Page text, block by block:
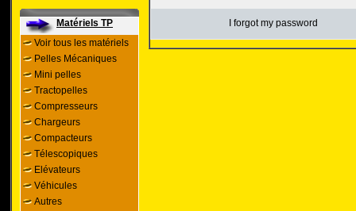
Matériels TP
Voir tous les matériels
Pelles Mécaniques
Mini pelles
Tractopelles
Compresseurs
Chargeurs
Compacteurs
Télescopiques
Elévateurs
Véhicules
Autres
I forgot my password